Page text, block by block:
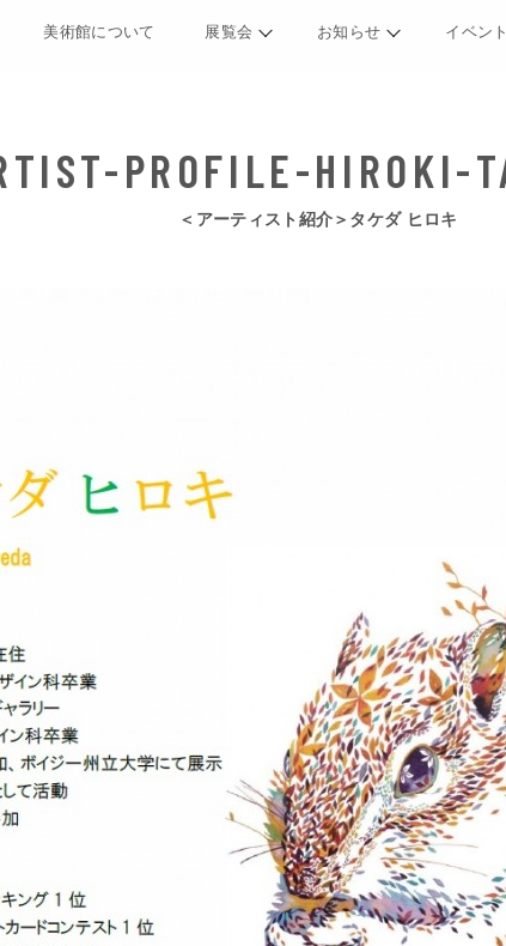
美術館について 展覧会 お知らせ イベント
＜アーティスト紹介＞タケダ ヒロキ